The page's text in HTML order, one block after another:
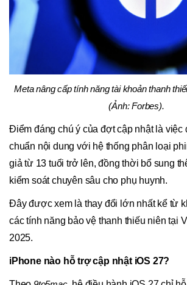
Meta nâng cấp tính năng tài khoản thanh
(Ảnh: Forbes).
Điểm đáng chú ý của đợt cập nhật là việc
chuẩn nội dung với hệ thống phân loại
giả từ 13 tuổi trở lên, đồng thời bổ sung
kiểm soát chuyên sâu cho phụ huynh.
Đây được xem là thay đổi lớn nhất kể từ
các tính năng bảo vệ thanh thiếu niên tại
2025.
iPhone nào hỗ trợ cập nhật iOS 27?